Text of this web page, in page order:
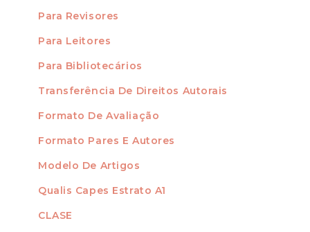
Para Revisores
Para Leitores
Para Bibliotecários
FORMATOS
Transferência De Direitos Autorais
Formato De Avaliação
Formato Pares E Autores
Modelo De Artigos
INDEXADO EM
Qualis Capes Estrato A1
CLASE